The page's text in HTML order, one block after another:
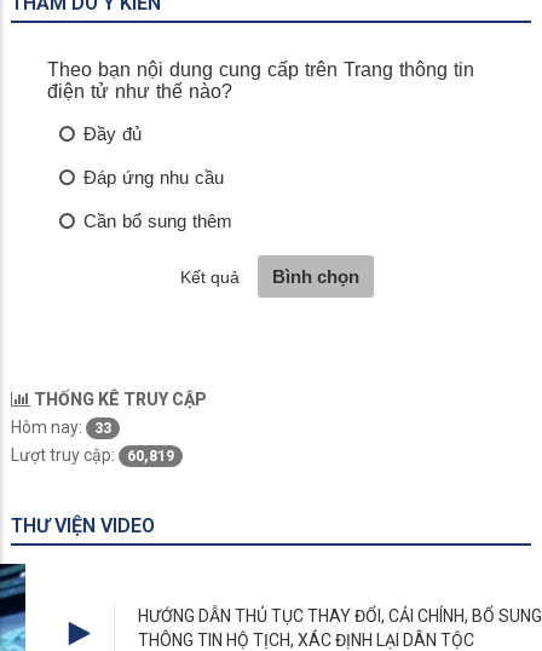
THỐNG KÊ TRUY CẬP
Hôm nay:
33
Lượt truy cập: 60,819
THƯ VIỆN VIDEO